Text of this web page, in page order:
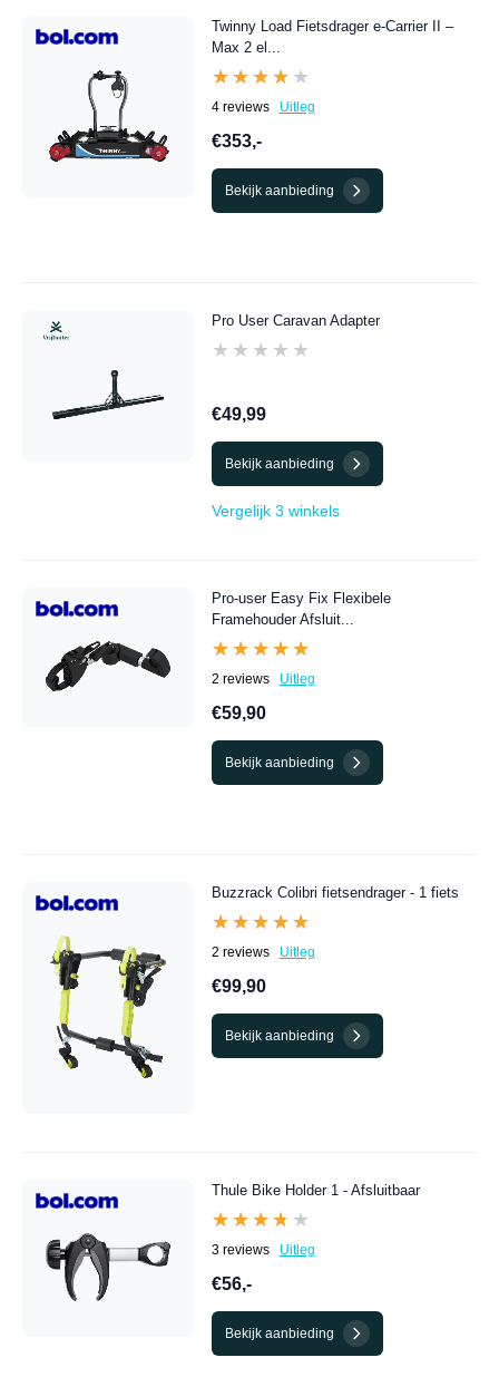
Twinny Load Fietsdrager e-Carrier II –
Max 2 el...
★★★★★
★★★★★
4 reviews Uitleg
€353,-
Bekijk aanbieding
Pro User Caravan Adapter
★★★★★
★★★★★
€49,99
Bekijk aanbieding
Vergelijk 3 winkels
Pro-user Easy Fix Flexibele
Framehouder Afsluit...
★★★★★
★★★★★
2 reviews Uitleg
€59,90
Bekijk aanbieding
Buzzrack Colibri fietsendrager - 1 fiets
★★★★★
★★★★★
2 reviews Uitleg
€99,90
Bekijk aanbieding
Thule Bike Holder 1 - Afsluitbaar
★★★★★
★★★★★
3 reviews Uitleg
€56,-
Bekijk aanbieding